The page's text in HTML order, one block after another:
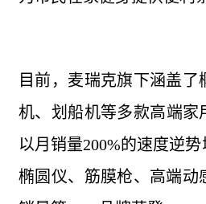
目前，麦瑞克旗下涵盖
机、划船机等多款高端家
以月销量200%的速度逆
椭圆仪、筋膜枪、高端